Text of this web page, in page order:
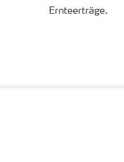
Ernteerträge.